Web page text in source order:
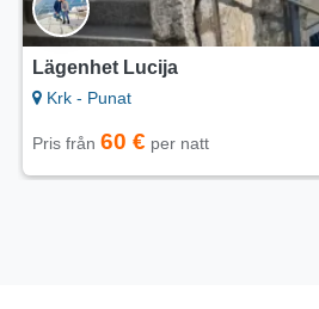
Lägenhet Lucija
Krk - Punat
Pris från 60 €per natt